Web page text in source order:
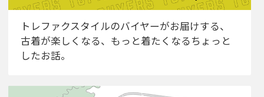
トレファクスタイルのバイヤーがお届けする、
古着が楽しくなる、もっと着たくなるちょっと
したお話。